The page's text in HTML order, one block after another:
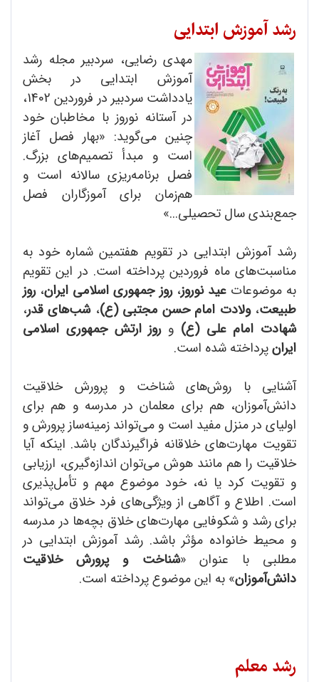
رشد آموزش ابتدایی
مهدی رضایی، سردبیر مجله رشد
آموزش ابتدایی در بخش
یادداشت سردبیر در فروردین 1402،
در آستانه نوروز با مخاطبان خود
چنین می‌گوید: «بهار فصل آغاز
است و مبدأ تصمیم‌های بزرگ.
فصل برنامه‌ریزی سالانه است و
هم‌زمان برای آموزگاران فصل
جمع‌بندی سال تحصیلی...»
رشد آموزش ابتدایی در تقویم هفتمین شماره خود به
مناسبت‌های ماه فروردین پرداخته است. در این تقویم
به موضوعاتعید نوروز،روز جمهوری اسلامی ایران،روز
طبیعت،ولادت امام حسن مجتبی (ع)،شب‌های قدر،
شهادت امام علی (ع) وروز ارتش جمهوری اسلامی
ایرانپرداخته شده است.
آشنایی با روش‌های شناخت و پرورش خلاقیت
دانش‌آموزان، هم برای معلمان در مدرسه و هم برای
اولیای در منزل مفید است و می‌تواند زمینه‌ساز پرورش و
تقویت مهارت‌‌های خلاقانه فراگیرندگان باشد. اینکه آیا
خلاقیت را هم مانند هوش می‌توان اندازه‌گیری، ارزیابی
و تقویت کرد یا نه، خود موضوع مهم و تأمل‌پذیری
است. اطلاع و آگاهی از ویژگی‌های فرد خلاق می‌تواند
برای رشد و شکوفایی مهارت‌های خلاق بچه‌ها در مدرسه
و محیط خانواده مؤثر باشد. رشد آموزش ابتدایی در
مطلبی با عنوان «شناخت و پرورش خلاقیت
دانش‌آموزان» به این موضوع پرداخته است.
رشد معلم